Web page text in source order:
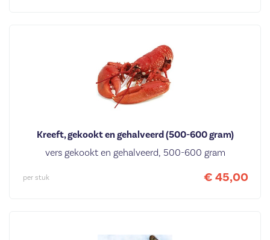
Kreeft, gekookt en gehalveerd (500-600 gram)
vers gekookt en gehalveerd, 500-600 gram
€ 45,00
per stuk